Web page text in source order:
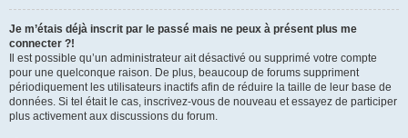
Je m’étais déjà inscrit par le passé mais ne peux à présent plus me
connecter ?!
Il est possible qu’un administrateur ait désactivé ou supprimé votre compte
pour une quelconque raison. De plus, beaucoup de forums suppriment
périodiquement les utilisateurs inactifs afin de réduire la taille de leur base de
données. Si tel était le cas, inscrivez-vous de nouveau et essayez de participer
plus activement aux discussions du forum.